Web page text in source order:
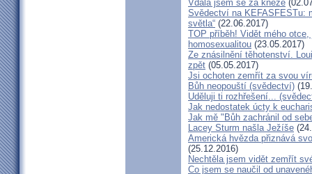
Vdala jsem se za kněze
Svědectví na KEFASFESTu:
světla“ (22.06.2017)
TOP příběh! Vidět mého
homosexualitou (23.05.2017)
Ze znásilnění těhotenství.
zpět (05.05.2017)
Jsi ochoten zemřít za svou
Bůh neopouští (svědectví)
Uděluji ti rozhřešení...
Jak nedostatek úcty k
Jak mě "Bůh zachránil od
Lacey Sturm našla Ježíše
Americká hvězda přiznává
(25.12.2016)
Nechtěla jsem vidět zemřít
Co jsem se naučil od